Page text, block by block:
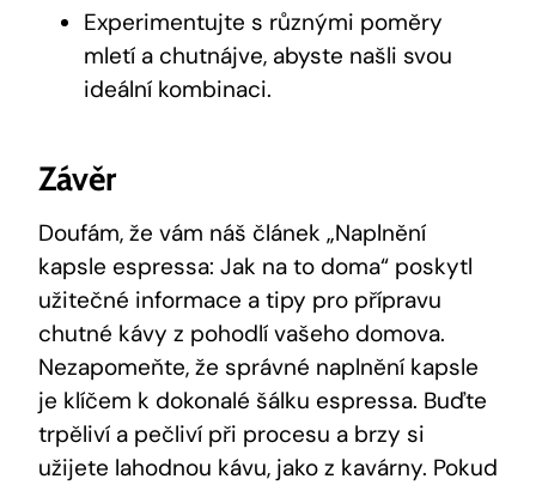
Experimentujte s různými poměry
mletí a chutnájve, abyste našli svou
ideální kombinaci.
Závěr
Doufám, že vám náš článek „Naplnění
kapsle espressa: Jak na to doma“ poskytl
užitečné informace a tipy pro přípravu
chutné kávy z pohodlí vašeho domova.
Nezapomeňte, že správné naplnění kapsle
je klíčem k dokonalé šálku espressa. Buďte
trpěliví a pečliví při procesu a brzy si
užijete lahodnou kávu, jako z kavárny. Pokud